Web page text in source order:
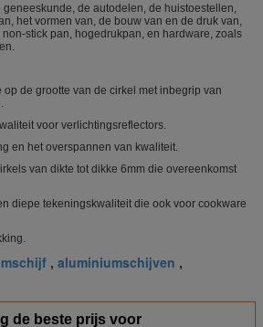
geneeskunde, de autodelen, de huistoestellen,
het vormen van, de bouw van en de druk van,
stick pan, hogedrukpan, en hardware, zoals
de grootte van de cirkel met inbegrip van
voor verlichtingsreflectors.
en het overspannen van kwaliteit.
van dikte tot dikke 6mm die overeenkomst
diepe tekeningskwaliteit die ook voor cookware
, aluminiumschijven ,
de beste prijs voor